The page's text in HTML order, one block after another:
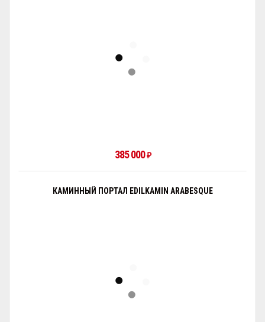
385 000₽
КАМИННЫЙ ПОРТАЛ EDILKAMIN ARABESQUE